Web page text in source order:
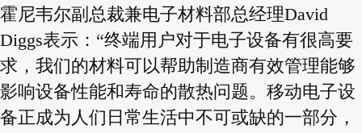
霍尼韦尔副总裁兼电子材料部总经理David
Diggs表示：“终端用户对于电子设备有很高要
求，我们的材料可以帮助制造商有效管理能够
影响设备性能和寿命的散热问题。移动电子设
备正成为人们日常生活中不可或缺的一部分，